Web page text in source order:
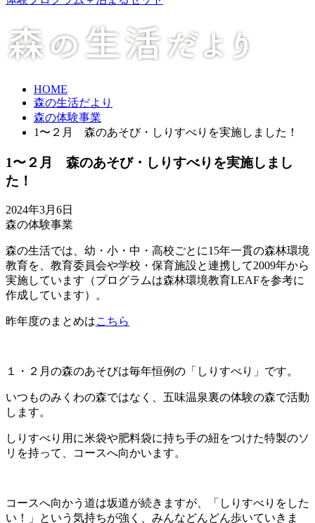
HOME
森の生活だより
森の体験事業
1〜２月 森のあそび・しりすべりを実施しました！
1〜２月 森のあそび・しりすべりを実施しまし
た！
2024年3月6日
森の体験事業
森の生活では、幼・小・中・高校ごとに15年一貫の森林環境
教育を、教育委員会や学校・保育施設と連携して2009年から
実施しています（プログラムは森林環境教育LEAFを参考に
作成しています）。
昨年度のまとめはこちら
１・２月の森のあそびは毎年恒例の「しりすべり」です。
いつものみくわの森ではなく、五味温泉裏の体験の森で活動
します。
しりすべり用に米袋や肥料袋に持ち手の紐をつけた特製のソ
リを持って、コースへ向かいます。
コースへ向かう道は坂道が続きますが、「しりすべりをした
い！」という気持ちが強く、みんなどんどん歩いていきま